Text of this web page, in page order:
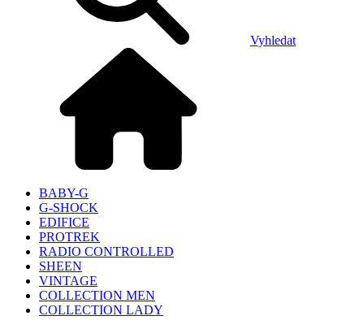
Vyhledat
BABY-G
G-SHOCK
EDIFICE
PROTREK
RADIO CONTROLLED
SHEEN
VINTAGE
COLLECTION MEN
COLLECTION LADY